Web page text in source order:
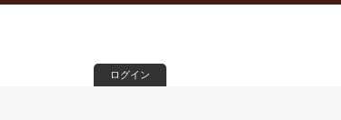
ログイン